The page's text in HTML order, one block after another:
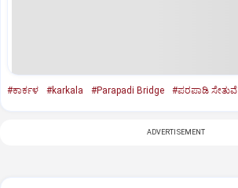
#ಕಾರ್ಕಳ #karkala #Parapadi Bridge #ಪರಪಾಡಿ ಸೇತುವೆ
ADVERTISEMENT